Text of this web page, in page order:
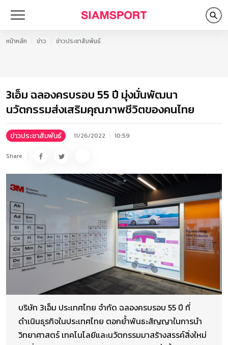
หน้าหลัก ข่าว ข่าวประชาสัมพันธ์
3เอ็ม ฉลองครบรอบ 55 ปี มุ่งมั่นพัฒนา
นวัตกรรมส่งเสริมคุณภาพชีวิตของคนไทย
ข่าวประชาสัมพันธ์ 11/26/2022 10:59
Share
บริษัท 3เอ็ม ประเทศไทย จำกัด ฉลองครบรอบ 55 ปี ที่
ดำเนินธุรกิจในประเทศไทย ตอกย้ำพันธะสัญญาในการนำ
วิทยาศาสตร์ เทคโนโลยีและนวัตกรรมมาสร้างสรรค์สิ่งใหม่